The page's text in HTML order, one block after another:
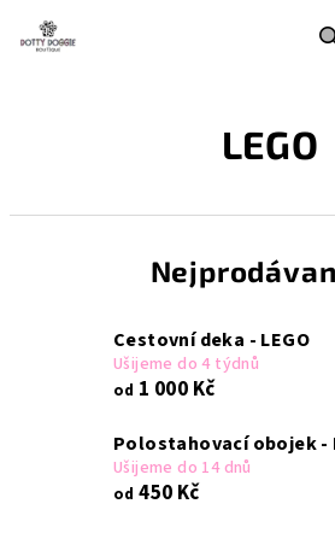
obsah
LEGO
Cestovní deka - LEGO
Ušijeme do 4 týdnů
od 1 000 Kč
Polostahovací obojek -
Ušijeme do 14 dnů
od 450 Kč